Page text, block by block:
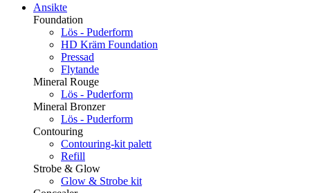
Ansikte
Foundation
Lös - Puderform
HD Kräm Foundation
Pressad
Flytande
Mineral Rouge
Lös - Puderform
Mineral Bronzer
Lös - Puderform
Contouring
Contouring-kit palett
Refill
Strobe & Glow
Glow & Strobe kit